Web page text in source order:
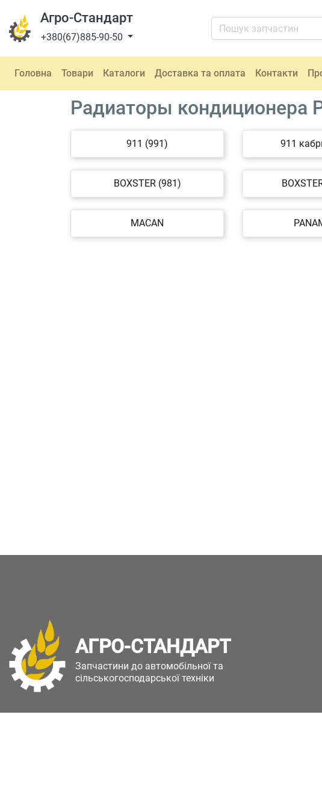
Агро-Стандарт
+380(67)885-90-50
Головна Товари Каталоги Доставка та оплата Контакти
Радиаторы кондиционера
911 (991) 911
BOXSTER (981)
MACAN
АГРО-СТАНДАРТ
Запчастини до автомобільної та
сільськогосподарської техніки